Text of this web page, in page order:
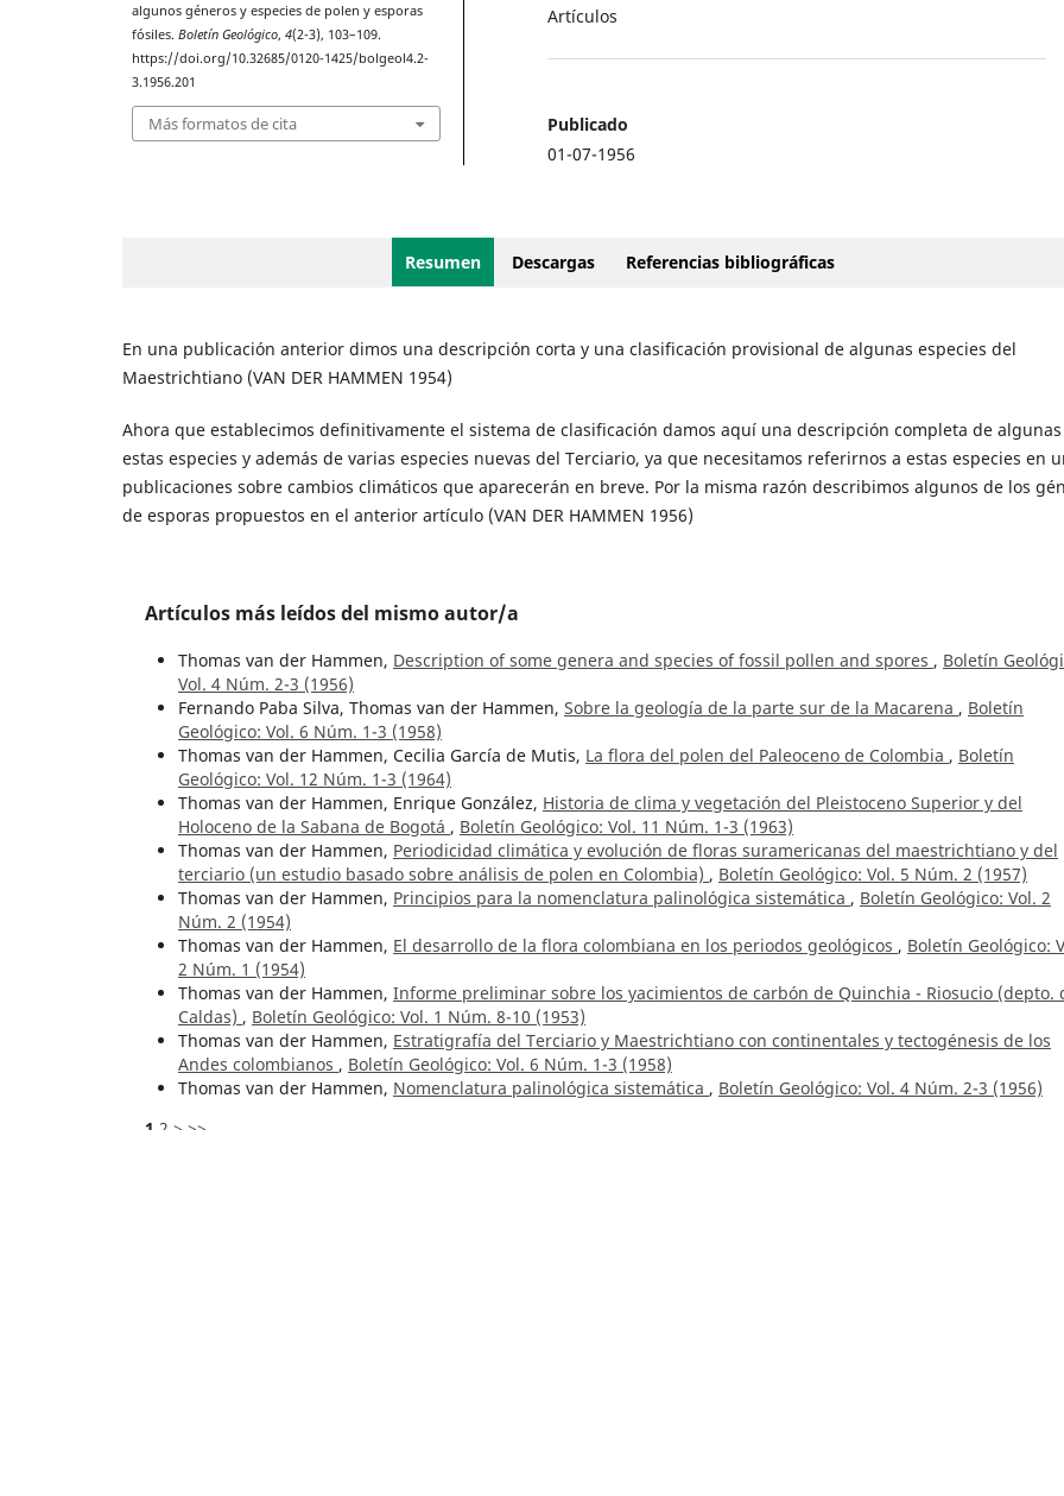
algunos géneros y especies de polen y esporas
fósiles.Boletín Geológico,4(2-3), 103–109.
https://doi.org/10.32685/0120-1425/bolgeol4.2-
3.1956.201
Más formatos de cita
Artículos
Publicado
01-07-1956
Resumen Descargas Referencias bibliográficas
En una publicación anterior dimos una descripción corta y una clasificación provisional de algunas especies del
Maestrichtiano (VAN DER HAMMEN 1954)
Ahora que establecimos definitivamente el sistema de clasificación damos aquí una descripción completa de
estas especies y además de varias especies nuevas del Terciario, ya que necesitamos referirnos a estas especies en
publicaciones sobre cambios climáticos que aparecerán en breve. Por la misma razón describimos algunos de los
de esporas propuestos en el anterior artículo (VAN DER HAMMEN 1956)
Artículos más leídos del mismo autor/a
Thomas van der Hammen, Description of some genera and species of fossil pollen and spores , Boletín
Vol. 4 Núm. 2-3 (1956)
Fernando Paba Silva, Thomas van der Hammen, Sobre la geología de la parte sur de la Macarena , Boletín
Geológico: Vol. 6 Núm. 1-3 (1958)
Thomas van der Hammen, Cecilia García de Mutis, La flora del polen del Paleoceno de Colombia , Boletín
Geológico: Vol. 12 Núm. 1-3 (1964)
Thomas van der Hammen, Enrique González, Historia de clima y vegetación del Pleistoceno Superior y del
Holoceno de la Sabana de Bogotá , Boletín Geológico: Vol. 11 Núm. 1-3 (1963)
Thomas van der Hammen, Periodicidad climática y evolución de floras suramericanas del maestrichtiano y del
terciario (un estudio basado sobre análisis de polen en Colombia) , Boletín Geológico: Vol. 5 Núm. 2 (1957)
Thomas van der Hammen, Principios para la nomenclatura palinológica sistemática , Boletín Geológico: Vol. 2
Núm. 2 (1954)
Thomas van der Hammen, El desarrollo de la flora colombiana en los periodos geológicos , Boletín Geológico:
2 Núm. 1 (1954)
Thomas van der Hammen, Informe preliminar sobre los yacimientos de carbón de Quinchia - Riosucio (depto.
Caldas) , Boletín Geológico: Vol. 1 Núm. 8-10 (1953)
Thomas van der Hammen, Estratigrafía del Terciario y Maestrichtiano con continentales y tectogénesis de los
Andes colombianos , Boletín Geológico: Vol. 6 Núm. 1-3 (1958)
Thomas van der Hammen, Nomenclatura palinológica sistemática , Boletín Geológico: Vol. 4 Núm. 2-3 (1956)
1 2 > >>